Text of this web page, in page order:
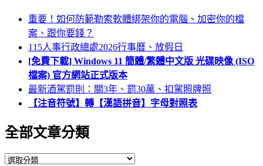
重要！如何防範勒索軟體綁架你的電腦、加密你的檔
案、跟你要錢？
115人事行政總處2026行事曆、放假日
[免費下載] Windows 11 簡體/繁體中文版 光碟映像 (ISO
檔案) 官方網站正式版本
最新酒駕罰則：關3年、罰30萬、扣駕照牌照
【注音符號】轉【漢語拼音】字母對照表
全部文章分類
全